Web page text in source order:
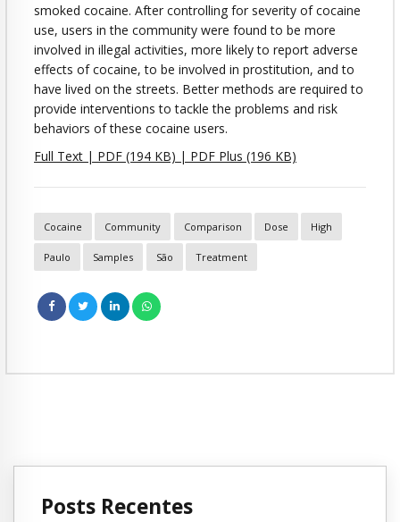
smoked cocaine. After controlling for severity of cocaine
use, users in the community were found to be more
involved in illegal activities, more likely to report adverse
effects of cocaine, to be involved in prostitution, and to
have lived on the streets. Better methods are required to
provide interventions to tackle the problems and risk
behaviors of these cocaine users.
Full Text | PDF (194 KB) | PDF Plus (196 KB)
Cocaine Community Comparison Dose High
Paulo Samples São Treatment
Posts Recentes